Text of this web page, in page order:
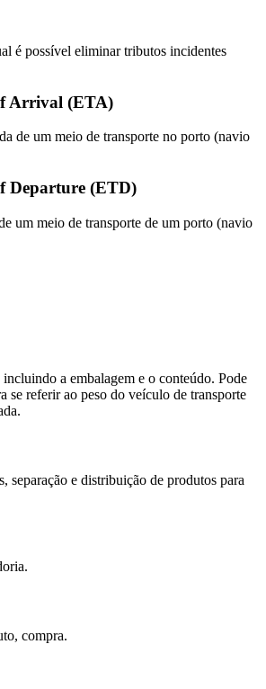
é possível eliminar tributos incidentes
Arrival (ETA)
de um meio de transporte no porto (navio
Departure (ETD)
um meio de transporte de um porto (navio
a embalagem e o conteúdo. Pode
se referir ao peso do veículo de transporte
separação e distribuição de produtos para
compra.